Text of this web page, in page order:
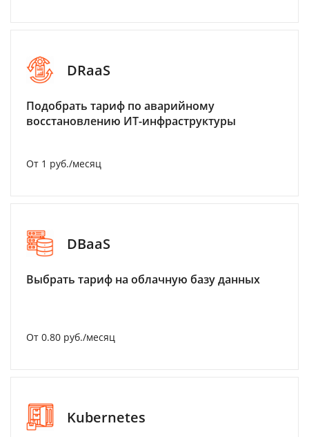
DRaaS
Подобрать тариф по аварийному
восстановлению ИТ-инфраструктуры
От 1 руб./месяц
DBaaS
Выбрать тариф на облачную базу данных
От 0.80 руб./месяц
Kubernetes